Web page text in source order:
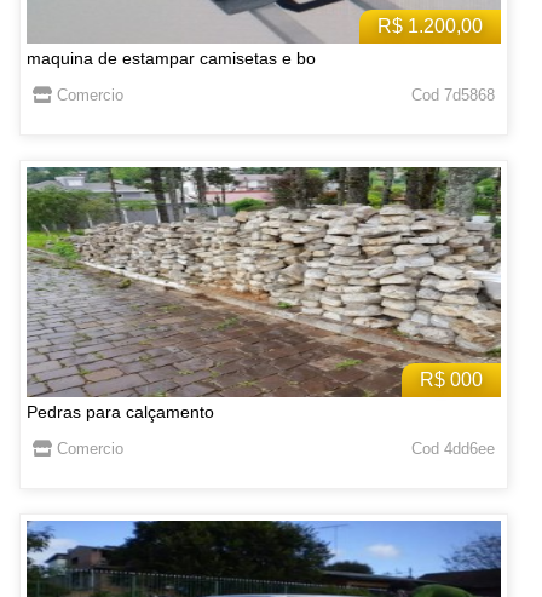
R$ 1.200,00
maquina de estampar camisetas e bo
Comercio Cod 7d5868
R$ 000
Pedras para calçamento
Comercio Cod 4dd6ee